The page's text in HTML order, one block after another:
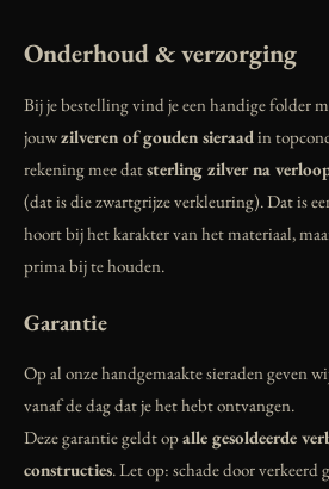
Onderhoud & verzorging
Bij je bestelling vind je een handige folder
jouwzilveren of gouden sieraad in
rekening mee datsterling zilver na
(dat is die zwartgrijze verkleuring). Dat is
hoort bij het karakter van het materiaal,
prima bij te houden.
Garantie
Op al onze handgemaakte sieraden geven
vanaf de dag dat je het hebt ontvangen.
Deze garantie geldt opalle gesoldeerde
constructies. Let op: schade door